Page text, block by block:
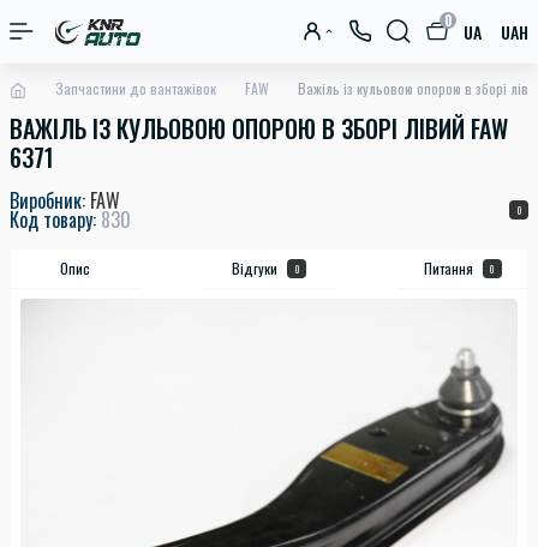
0 UA UAH
Запчастини до вантажівок FAW Важіль із кульовою опорою в зборі
ВАЖІЛЬ ІЗ КУЛЬОВОЮ ОПОРОЮ В ЗБОРІ ЛІВИЙ FAW
6371
Виробник: FAW
Код товару: 830 0
Опис Відгуки 0 Питання 0